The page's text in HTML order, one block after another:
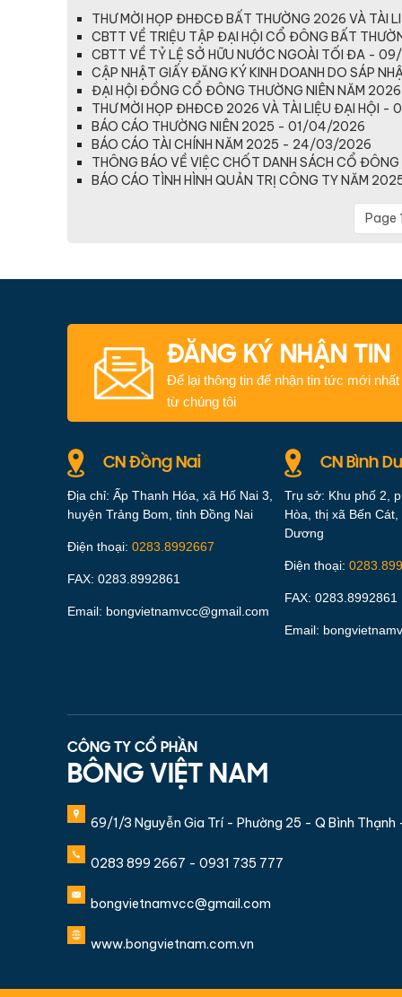
THƯ MỜI HỌP ĐHĐCĐ BẤT THƯỜNG 2026 VÀ
CBTT VỀ TRIỆU TẬP ĐẠI HỘI CỔ ĐÔNG BẤT
CBTT VỀ TỶ LỆ SỞ HỮU NƯỚC NGOÀI TỐI ĐA -
CẬP NHẬT GIẤY ĐĂNG KÝ KINH DOANH DO SÁP
ĐẠI HỘI ĐỒNG CỔ ĐÔNG THƯỜNG NIÊN NĂM
THƯ MỜI HỌP ĐHĐCĐ 2026 VÀ TÀI LIỆU ĐẠI HỘI
BÁO CÁO THƯỜNG NIÊN 2025 - 01/04/2026
BÁO CÁO TÀI CHÍNH NĂM 2025 - 24/03/2026
THÔNG BÁO VỀ VIỆC CHỐT DANH SÁCH CỔ
BÁO CÁO TÌNH HÌNH QUẢN TRỊ CÔNG TY NĂM
Page
ĐĂNG KÝ NHẬN TIN
Để lại thông tin để nhận tin tức mới nhất
từ chúng tôi
CN Đồng Nai
Địa chỉ: Ấp Thanh Hóa, xã Hố Nai 3,
huyện Trảng Bom, tỉnh Đồng Nai
Điện thoại: 0283.8992667
FAX: 0283.8992861
Email: bongvietnamvcc@gmail.com
CN Bình
Trụ sở: Khu phố 2,
Hòa, thị xã Bến
Dương
Điện thoại:
FAX: 0283.8992861
Email:
CÔNG TY CỔ PHẦN
BÔNG VIỆT NAM
69/1/3 Nguyễn Gia Trí - Phường 25 - Q Bình Thạnh
0283 899 2667 - 0931 735 777
bongvietnamvcc@gmail.com
www.bongvietnam.com.vn